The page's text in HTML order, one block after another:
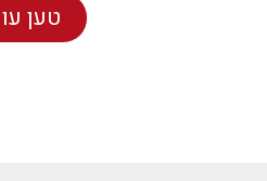
טען